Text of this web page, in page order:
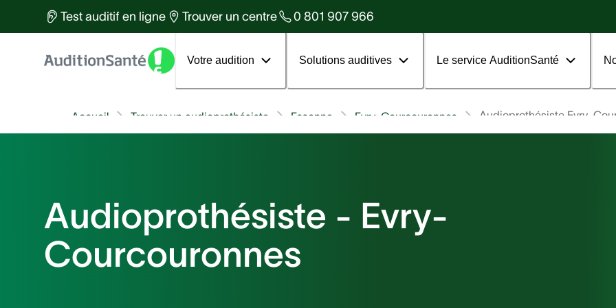
Test auditif en ligne Trouver un centre 0 801 907 966
Votre audition Solutions auditives Le service AuditionSanté
Des équipes d'experts à votre
services
Votre 1er rendez-vous
Audioprothésiste Evry-
Evry-Courcouronnes
Essonne
Trouver un audioprothésiste
Accueil
Audioprothésiste - Evry-
Courcouronnes